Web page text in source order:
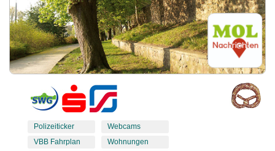
Polizeiticker
VBB Fahrplan
Webcams
Wohnungen